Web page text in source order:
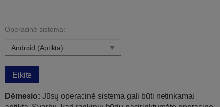
Operacinė sistema:
Eikite
Dėmesio: Jūsų operacinė sistema gali būti netinkamai